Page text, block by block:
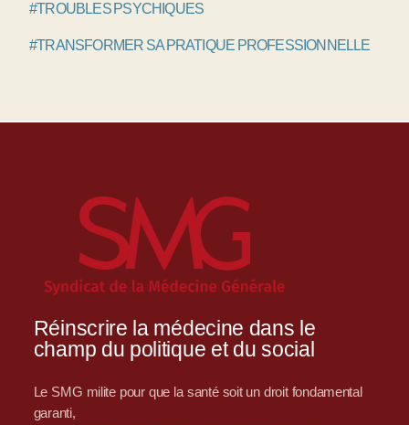
#TROUBLES PSYCHIQUES
#TRANSFORMER SA PRATIQUE PROFESSIONNELLE
Réinscrire la médecine dans le
champ du politique et du social
Le SMG milite pour que la santé soit un droit fondamental
garanti,